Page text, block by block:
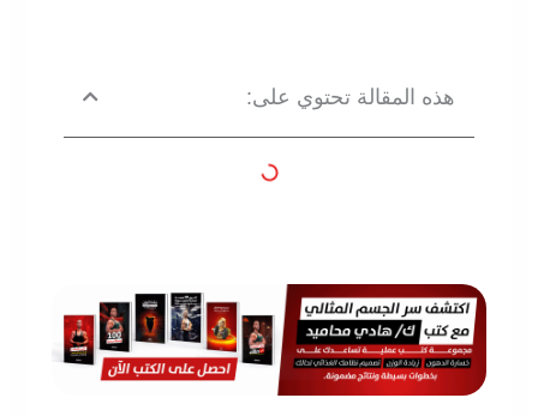
هذه المقالة تحتوي على: